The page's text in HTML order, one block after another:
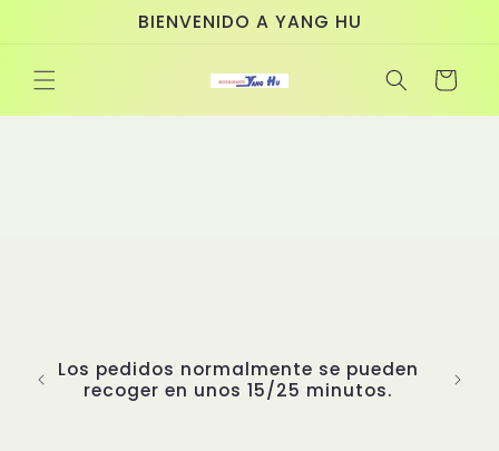
BIENVENIDO A YANG HU
Carrito
Los pedidos normalmente se pueden
recoger en unos 15/25 minutos.